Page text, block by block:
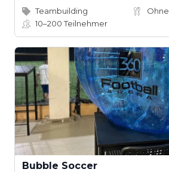
Teambuilding
Ohne
10–200Teilnehmer
Bubble Soccer